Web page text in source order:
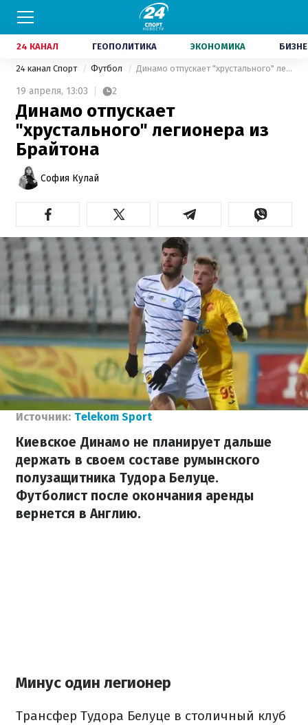
24 КАНАЛ ГЕОПОЛИТИКА ЭКОНОМИКА
24 канал Спорт Футбол Динамо отпускает "хрустального" легионера из Брайтона
19 апреля, 13:03 2
Динамо отпускает
"хрустального" легионера из
Брайтона
София Кулай
Источник: Telekom Sport
Киевское Динамо не планирует дальше
держать в своем составе румынского
полузащитника Тудора Белуце.
Футболист после окончания аренды
вернется в Англию.
Минус один легионер
Трансфер Тудора Белуце в столичный клуб